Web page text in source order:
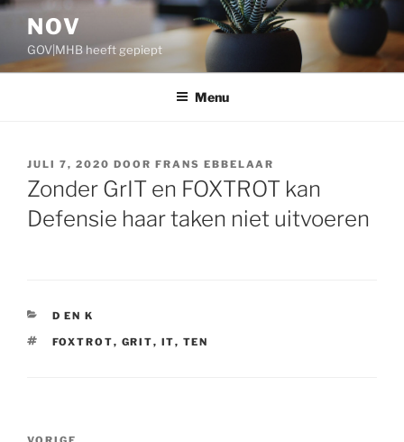
Ga
inhoud
NOV
GOV|MHB heeft gepiept
Menu
GEPLAATST
OP
JULI 7, 2020 DOOR FRANS EBBELAAR
Zonder GrIT en FOXTROT kan
Defensie haar taken niet uitvoeren
CATEGORIEËN
D EN K
TAGS
FOXTROT, GRIT, IT, TEN
Bericht